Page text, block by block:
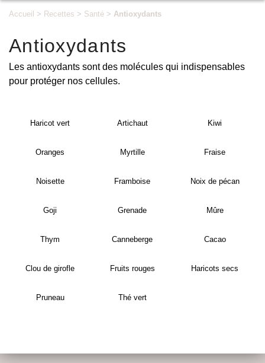
Accueil > Recettes > Santé > Antioxydants
Antioxydants
Les antioxydants sont des molécules qui indispensables
pour protéger nos cellules.
Haricot vert Artichaut Kiwi
Oranges Myrtille Fraise
Noisette Framboise Noix de pécan
Goji Grenade Mûre
Thym Canneberge Cacao
Clou de girofle Fruits rouges Haricots secs
Pruneau Thé vert